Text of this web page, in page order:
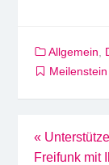
Allgemein
Meilenstein
«
Freifunk mit